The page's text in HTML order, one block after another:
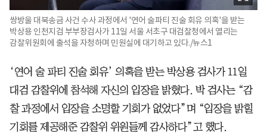
쌍방울 대북송금 사건 수사 과정에서 '연어 술파티 진술 회유 의혹'을 받는
박상용 인천지검 부부장검사가 11일 서울 서초구 대검찰청에서 열리는
감찰위원회에 출석을 자청하며 민원실에 대기하고 있다./뉴스1
‘연어 술 파티 진술 회유’ 의혹을 받는 박상용 검사가 11일
대검 감찰위에 참석해 자신의 입장을 밝혔다. 박 검사는 “감
찰 과정에서 입장을 소명할 기회가 없었다”며 “입장을 밝힐
기회를 제공해준 감찰위 위원들께 감사하다”고 했다.